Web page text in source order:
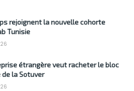
rejoignent la nouvelle cohorte
Tunisie
étrangère veut racheter le bloc
la Sotuver